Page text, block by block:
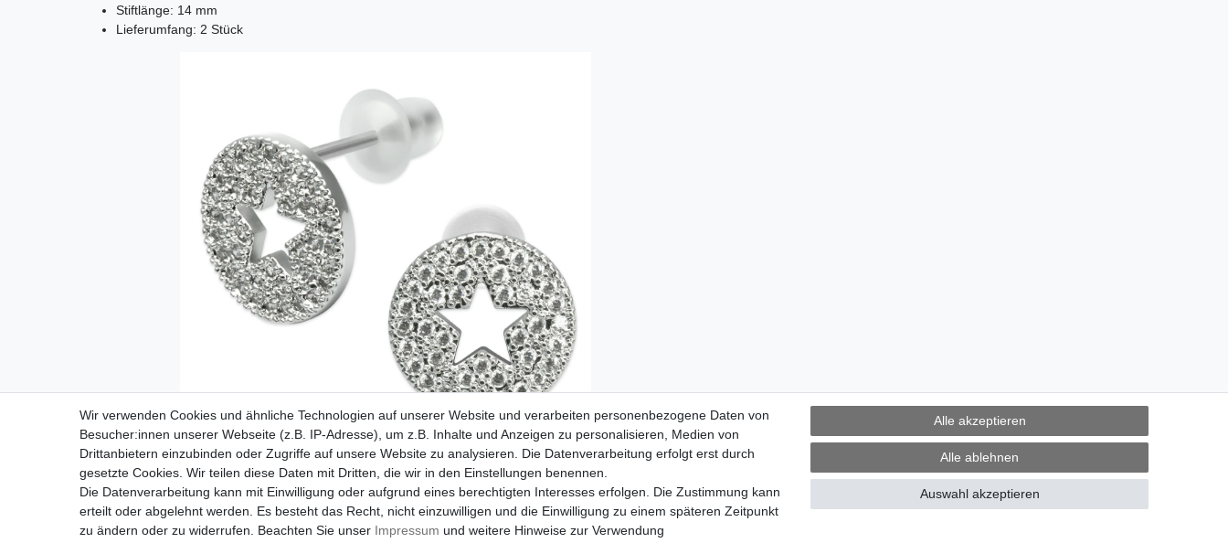
Stiftlänge: 14 mm
Lieferumfang: 2 Stück
Wir verwenden Cookies und ähnliche Technologien auf unserer Website und verarbeiten personenbezogene Daten von
Besucher:innen unserer Webseite (z.B. IP-Adresse), um z.B. Inhalte und Anzeigen zu personalisieren, Medien von
Drittanbietern einzubinden oder Zugriffe auf unsere Website zu analysieren. Die Datenverarbeitung erfolgt erst durch
gesetzte Cookies. Wir teilen diese Daten mit Dritten, die wir in den Einstellungen benennen.
Die Datenverarbeitung kann mit Einwilligung oder aufgrund eines berechtigten Interesses erfolgen. Die Zustimmung kann
erteilt oder abgelehnt werden. Es besteht das Recht, nicht einzuwilligen und die Einwilligung zu einem späteren Zeitpunkt
zu ändern oder zu widerrufen. Beachten Sie unser Impressum und weitere Hinweise zur Verwendung
Alle akzeptieren
Alle ablehnen
Auswahl akzeptieren